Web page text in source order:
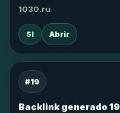
1030.ru
SI Abrir
#19
Backlink generado 19